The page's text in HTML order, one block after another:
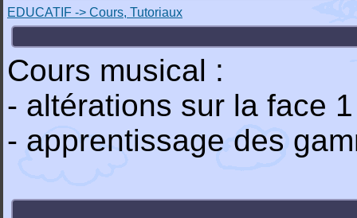
EDUCATIF -> Cours, Tutoriaux
Cours musical :
- altérations sur la face 1
- apprentissage des